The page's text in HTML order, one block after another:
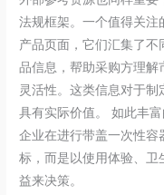
法规框架。一个值得关注
产品页面，它们汇集了
品信息，帮助采购方理
灵活性。这类信息对于
具有实际价值。 如此丰
企业在进行带盖一次性
标，而是以使用体验、
益来决策。